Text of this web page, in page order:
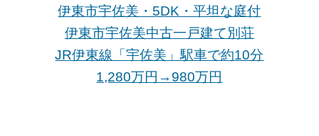
伊東市宇佐美・5DK・平坦な庭付
伊東市宇佐美中古一戸建て別荘
JR伊東線「宇佐美 」駅車で約10分
1,280万円→980万円